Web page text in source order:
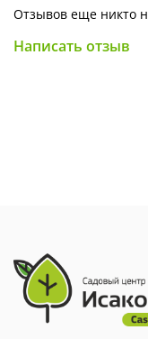
Обеспечивают
соединение
Отзывов еще никто
Написать отзыв